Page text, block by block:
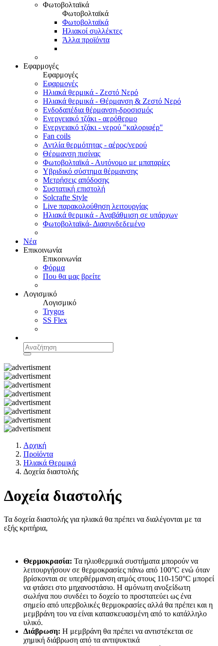
Φωτοβολταϊκά
Φωτοβολταϊκά
Φωτοβολταϊκά
Ηλιακοί συλλέκτες
Άλλα προϊόντα
Εφαρμογές
Εφαρμογές
Εφαρμογές
Ηλιακά θερμικά - Ζεστό Νερό
Ηλιακά θερμικά - Θέρμανση & Ζεστό Νερό
Ενδοδαπέδια θέρμανση-δροσισμός
Ενεργειακό τζάκι - αερόθερμο
Ενεργειακό τζάκι - νερού "καλοριφέρ"
Fan coils
Αντλία θερμότητας - αέρος/νερού
Θέρμανση πισίνας
Φωτοβολταϊκά - Αυτόνομο με μπαταρίες
Υβριδικό σύστημα θέρμανσης
Μετρήσεις απόδοσης
Συστατική επιστολή
Solcrafte Style
Live παρακολούθηση λειτουργίας
Ηλιακά θερμικά - Αναβάθμιση σε υπάρχων
Φωτοβολταϊκά- Διασυνδεδεμένο
Νέα
Επικοινωνία
Επικοινωνία
Φόρμα
Που θα μας βρείτε
Λογισμικό
Λογισμικό
Trygos
SS Flex
Αρχική
Προϊόντα
Ηλιακά Θερμικά
Δοχεία διαστολής
Δοχεία διαστολής
Τα δοχεία διαστολής για ηλιακά θα πρέπει να διαλέγονται με τα
εξής κριτήρια,
Θερμοκρασία: Τα ηλιοθερμικά συστήματα μπορούν να
λειτουργήσουν σε θερμοκρασίες πάνω από 100°C ενώ όταν
βρίσκονται σε υπερθέρμανση ατμός στους 110-150°C μπορεί
να φτάσει στο μηχανοστάσιο. Η αμόνωτη ανοξείδωτη
σωλήνα που συνδέει το δοχείο το προστατεύει ως ένα
σημείο από υπερβολικές θερμοκρασίες αλλά θα πρέπει και η
μεμβράνη του να είναι κατασκευασμένη από το κατάλληλο
υλικό.
Διάβρωση: Η μεμβράνη θα πρέπει να αντιστέκεται σε
χημική διάβρωση από τα αντιψυκτικά